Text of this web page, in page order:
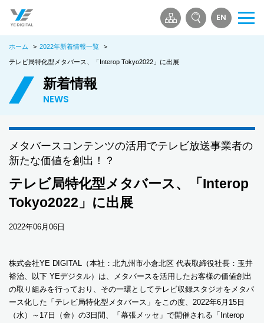
EN
メ
ホーム > 2022年新着情報一覧 >
テレビ局特化型メタバース、「Interop Tokyo2022」に出展
新着情報
NEWS
メタバースコンテンツの活用でテレビ放送事業者の
新たな価値を創出！？
テレビ局特化型メタバース、「Interop
Tokyo2022」に出展
2022年06月06日
株式会社YE DIGITAL（本社：北九州市小倉北区 代表取締役社長：玉井
裕治、以下 YEデジタル）は、メタバースを活用したお客様の価値創出
の取り組みを行っており、その一環としてテレビ収録スタジオをメタバ
ース化した「テレビ局特化型メタバース」をこの度、2022年6月15日
（水）～17日（金）の3日間、「幕張メッセ」で開催される「Interop